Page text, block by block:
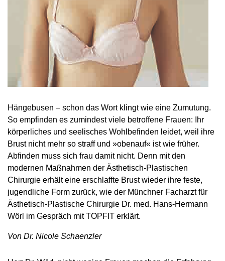
Hängebusen – schon das Wort klingt wie eine Zumutung.
So empfinden es zumindest viele betroffene Frauen: Ihr
körperliches und seelisches Wohlbefinden leidet, weil ihre
Brust nicht mehr so straff und »obenauf« ist wie früher.
Abfinden muss sich frau damit nicht. Denn mit den
modernen Maßnahmen der Ästhetisch-Plastischen
Chirurgie erhält eine erschlaffte Brust wieder ihre feste,
jugendliche Form zurück, wie der Münchner Facharzt für
Ästhetisch-Plastische Chirurgie Dr. med. Hans-Hermann
Wörl im Gespräch mit TOPFIT erklärt.
Von Dr. Nicole Schaenzler